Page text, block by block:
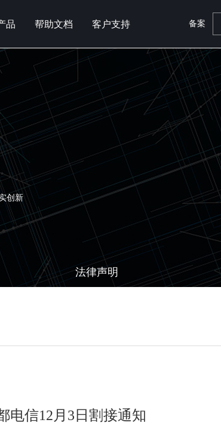
品 帮助文档 客户支持 备案
创新
法律声明
电信12月3日割接通知